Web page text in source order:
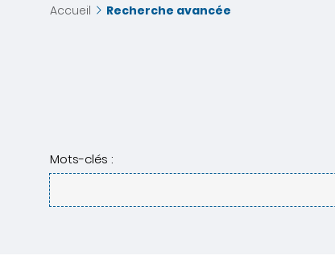
Accueil Recherche avancée
Mots-clés :